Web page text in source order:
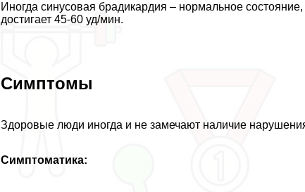
Иногда синусовая брадикардия – нормальное
достигает 45-60 уд/мин.
Симптомы
Здоровые люди иногда и не замечают наличие
Симптоматика: